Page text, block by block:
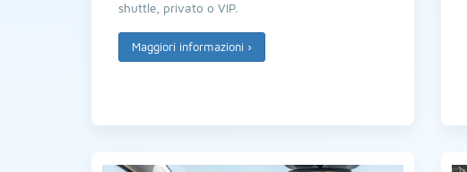
shuttle, privato o VIP.
Maggiori informazioni ›